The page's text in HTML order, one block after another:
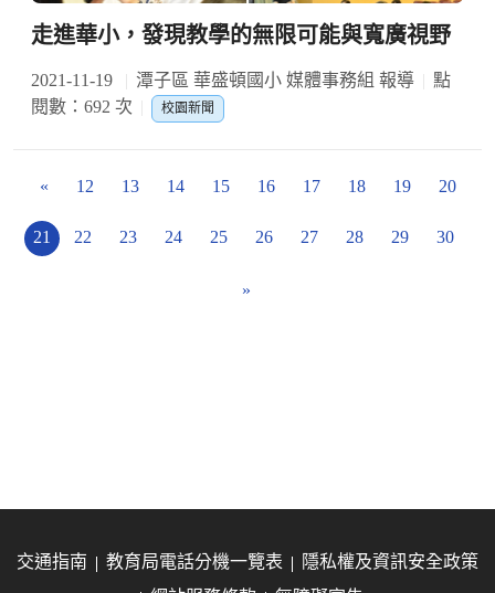
走進華小，發現教學的無限可能與寬廣視野
2021-11-19 潭子區 華盛頓國小 媒體事務組 報導
點
閱數：692 次
校園新聞
« 12 13 14 15 16 17 18 19 20
21 22 23 24 25 26 27 28 29 30
»
交通指南 教育局電話分機一覽表
隱私權及資訊安全政策